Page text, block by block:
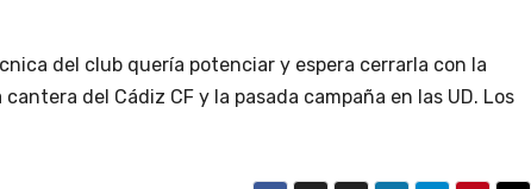
del club quería potenciar y espera cerrarla con la
del Cádiz CF y la pasada campaña en las UD. Los